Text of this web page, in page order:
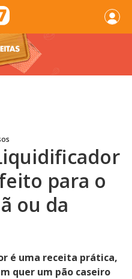
para o
ou da
é uma receita prática,
quer um pão caseiro